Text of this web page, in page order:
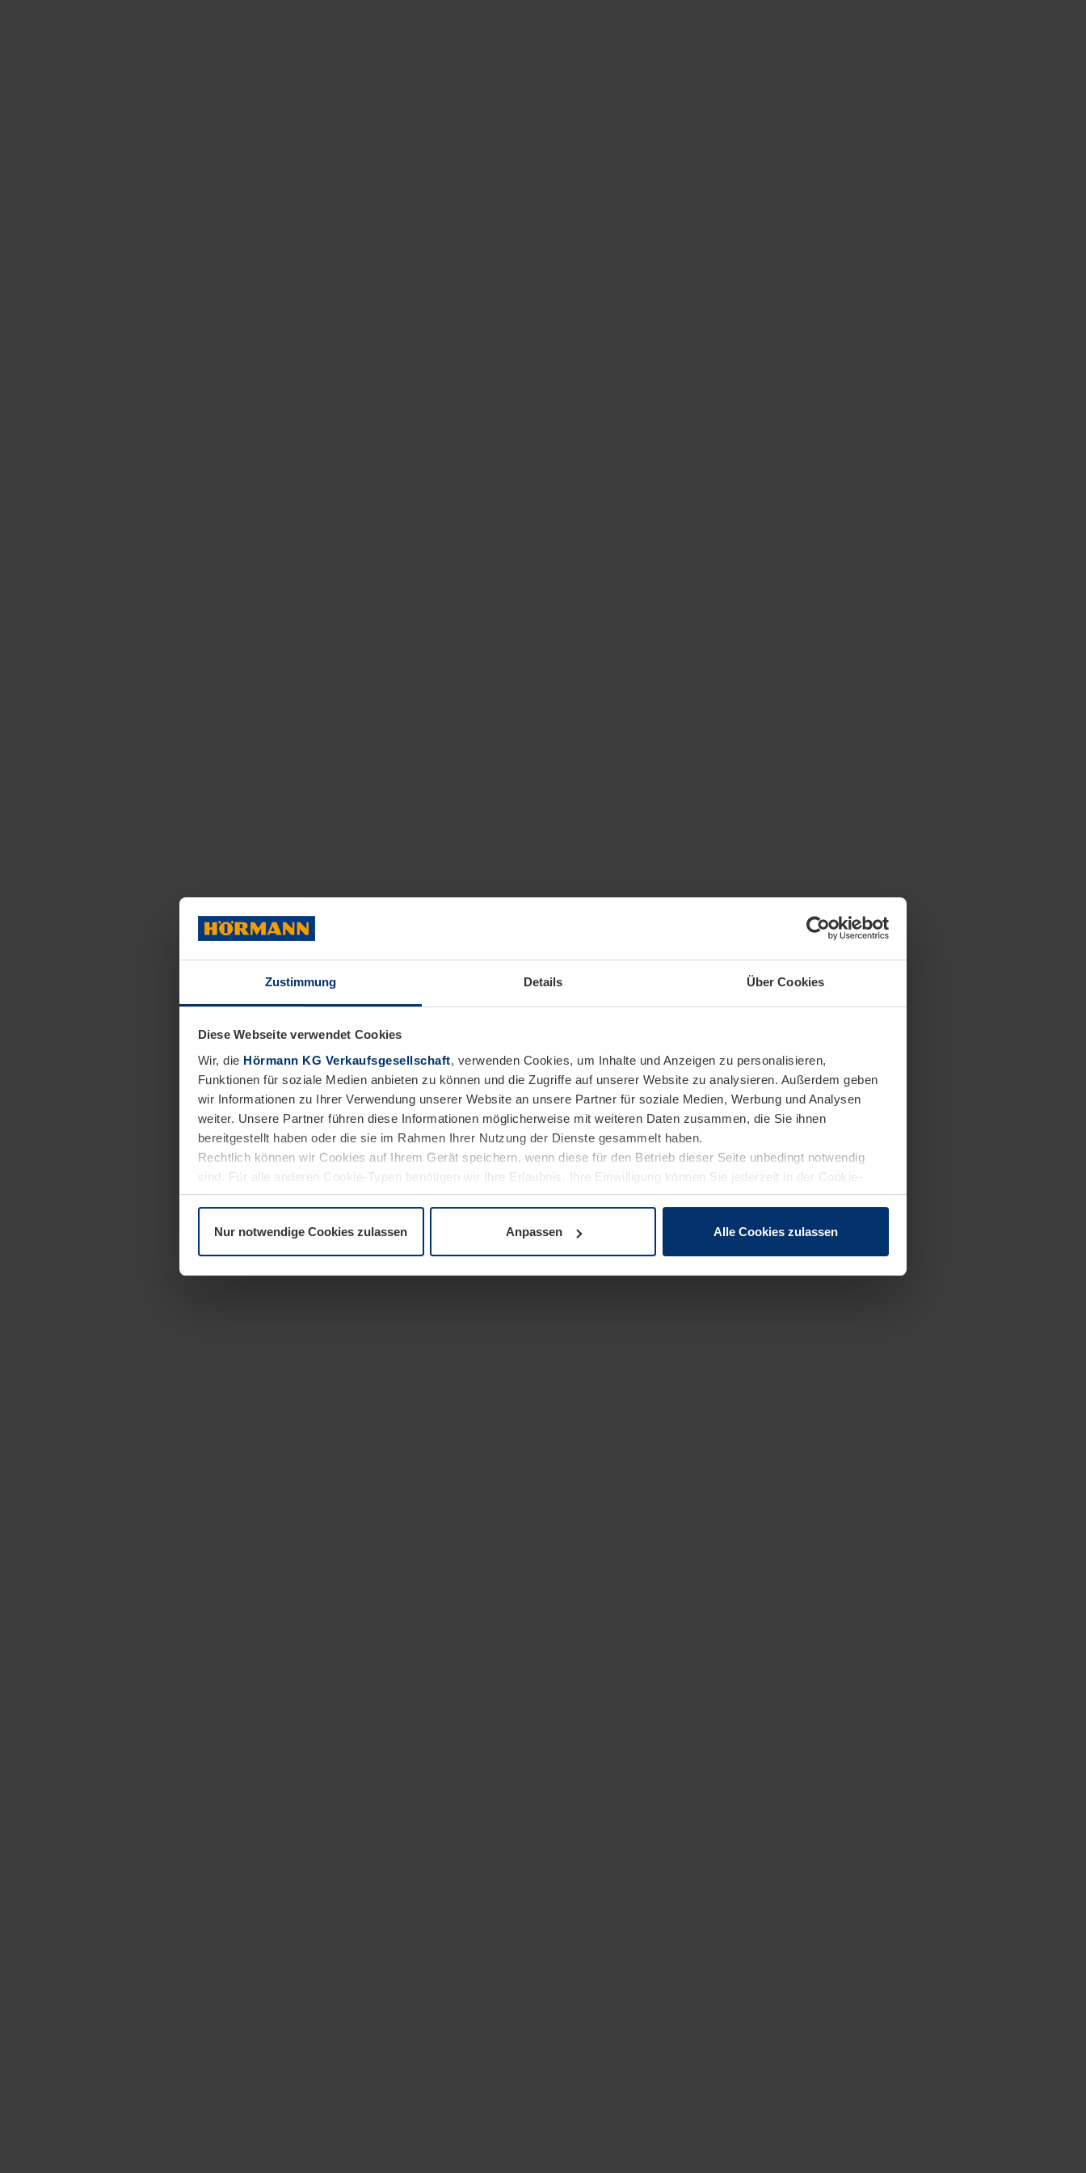
Zustimmung Details Über Cookies
Diese Webseite verwendet Cookies
Wir, die Hörmann KG Verkaufsgesellschaft, verwenden Cookies, um Inhalte und Anzeigen zu personalisieren,
Funktionen für soziale Medien anbieten zu können und die Zugriffe auf unserer Website zu analysieren. Außerdem geben
wir Informationen zu Ihrer Verwendung unserer Website an unsere Partner für soziale Medien, Werbung und Analysen
weiter. Unsere Partner führen diese Informationen möglicherweise mit weiteren Daten zusammen, die Sie ihnen
bereitgestellt haben oder die sie im Rahmen Ihrer Nutzung der Dienste gesammelt haben.
Rechtlich können wir Cookies auf Ihrem Gerät speichern, wenn diese für den Betrieb dieser Seite unbedingt notwendig
sind. Für alle anderen Cookie-Typen benötigen wir Ihre Erlaubnis. Ihre Einwilligung können Sie jederzeit in der Cookie-
Erläuterung auf der SeiteDatenschutzerklärungunserer Website ändern oder widerrufen.
Nur notwendige Cookies zulassen Anpassen Alle Cookies zulassen